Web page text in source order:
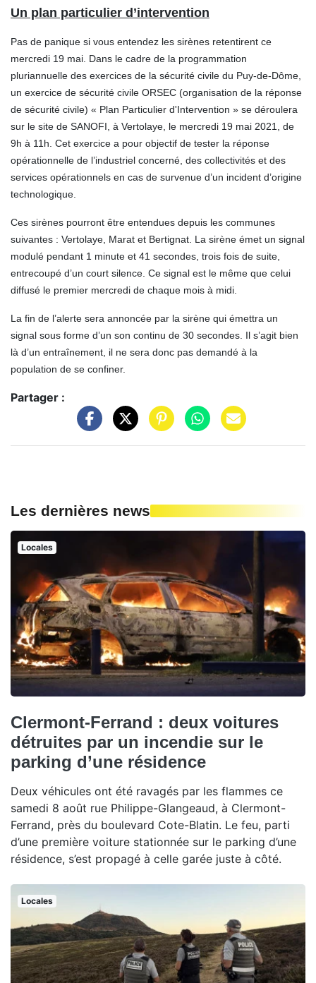
Un plan particulier d’intervention
Pas de panique si vous entendez les sirènes retentirent ce
mercredi 19 mai. Dans le cadre de la programmation
pluriannuelle des exercices de la sécurité civile du Puy-de-Dôme,
un exercice de sécurité civile ORSEC (organisation de la réponse
de sécurité civile) « Plan Particulier d'Intervention » se déroulera
sur le site de SANOFI, à Vertolaye, le mercredi 19 mai 2021, de
9h à 11h. Cet exercice a pour objectif de tester la réponse
opérationnelle de l’industriel concerné, des collectivités et des
services opérationnels en cas de survenue d’un incident d’origine
technologique.
Ces sirènes pourront être entendues depuis les communes
suivantes : Vertolaye, Marat et Bertignat. La sirène émet un signal
modulé pendant 1 minute et 41 secondes, trois fois de suite,
entrecoupé d’un court silence. Ce signal est le même que celui
diffusé le premier mercredi de chaque mois à midi.
La fin de l’alerte sera annoncée par la sirène qui émettra un
signal sous forme d’un son continu de 30 secondes. Il s’agit bien
là d’un entraînement, il ne sera donc pas demandé à la
population de se confiner.
Partager :
Les dernières news
Locales
Clermont-Ferrand : deux voitures
détruites par un incendie sur le
parking d’une résidence
Deux véhicules ont été ravagés par les flammes ce
samedi 8 août rue Philippe-Glangeaud, à Clermont-
Ferrand, près du boulevard Cote-Blatin. Le feu, parti
d’une première voiture stationnée sur le parking d’une
résidence, s’est propagé à celle garée juste à côté.
Locales